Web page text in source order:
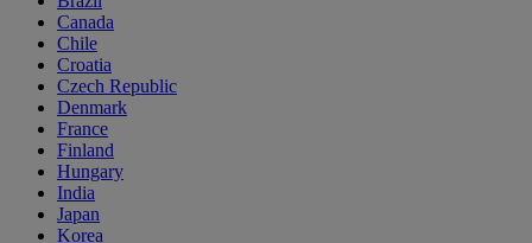
Canada
Chile
Croatia
Czech Republic
Denmark
France
Finland
Hungary
India
Japan
Korea